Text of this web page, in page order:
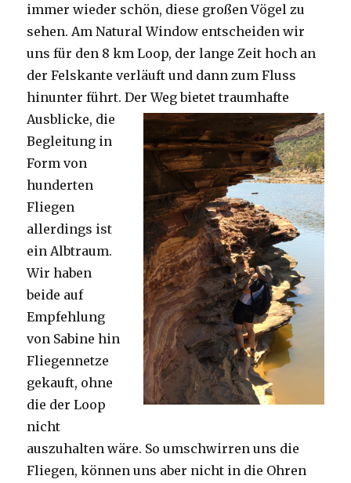
immer wieder schön, diese großen Vögel zu
sehen. Am Natural Window entscheiden wir
uns für den 8 km Loop, der lange Zeit hoch an
der Felskante verläuft und dann zum Fluss
hinunter führt. Der Weg bietet traumhafte
Ausblicke, die
Begleitung in
Form von
hunderten
Fliegen
allerdings ist
ein Albtraum.
Wir haben
beide auf
Empfehlung
von Sabine hin
Fliegennetze
gekauft, ohne
die der Loop
nicht
auszuhalten wäre. So umschwirren uns die
Fliegen, können uns aber nicht in die Ohren